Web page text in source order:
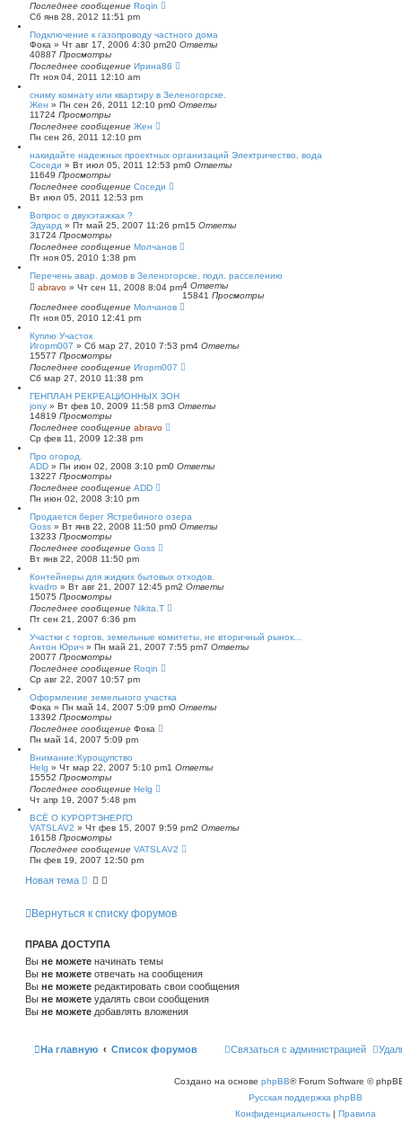
Последнее сообщение Roqin
Сб янв 28, 2012 11:51 pm
Подключение к газопроводу частного дома
Фока » Чт авг 17, 2006 4:30 pm20 Ответы
40887 Просмотры
Последнее сообщение Ирина86
Пт ноя 04, 2011 12:10 am
сниму комнату или квартиру в Зеленогорске.
Жен » Пн сен 26, 2011 12:10 pm0 Ответы
11724 Просмотры
Последнее сообщение Жен
Пн сен 26, 2011 12:10 pm
накидайте надежных проектных организаций Электричество, вода
Соседи » Вт июл 05, 2011 12:53 pm0 Ответы
11649 Просмотры
Последнее сообщение Соседи
Вт июл 05, 2011 12:53 pm
Вопрос о двухэтажках ?
Эдуард » Пт май 25, 2007 11:26 pm15 Ответы
31724 Просмотры
Последнее сообщение Молчанов
Пт ноя 05, 2010 1:38 pm
Перечень авар. домов в Зеленогорске, подл. расселению
abravo » Чт сен 11, 2008 8:04 pm4 Ответы
15841 Просмотры
Последнее сообщение Молчанов
Пт ноя 05, 2010 12:41 pm
Куплю Участок
Игорm007 » Сб мар 27, 2010 7:53 pm4 Ответы
15577 Просмотры
Последнее сообщение Игорm007
Сб мар 27, 2010 11:38 pm
ГЕНПЛАН РЕКРЕАЦИОННЫХ ЗОН
jony » Вт фев 10, 2009 11:58 pm3 Ответы
14819 Просмотры
Последнее сообщение abravo
Ср фев 11, 2009 12:38 pm
Про огород.
ADD » Пн июн 02, 2008 3:10 pm0 Ответы
13227 Просмотры
Последнее сообщение ADD
Пн июн 02, 2008 3:10 pm
Продается берег Ястребиного озера
Goss » Вт янв 22, 2008 11:50 pm0 Ответы
13233 Просмотры
Последнее сообщение Goss
Вт янв 22, 2008 11:50 pm
Контейнеры для жидких бытовых отходов.
kvadro » Вт авг 21, 2007 12:45 pm2 Ответы
15075 Просмотры
Последнее сообщение Nikita.T
Пт сен 21, 2007 6:36 pm
Участки с торгов, земельные комитеты, не вторичный рынок...
Антон Юрич » Пн май 21, 2007 7:55 pm7 Ответы
20077 Просмотры
Последнее сообщение Roqin
Ср авг 22, 2007 10:57 pm
Оформление земельного участка
Фока » Пн май 14, 2007 5:09 pm0 Ответы
13392 Просмотры
Последнее сообщение Фока
Пн май 14, 2007 5:09 pm
Внимание:Курощупство
Helg » Чт мар 22, 2007 5:10 pm1 Ответы
15552 Просмотры
Последнее сообщение Helg
Чт апр 19, 2007 5:48 pm
ВСЁ О КУРОРТЭНЕРГО
VATSLAV2 » Чт фев 15, 2007 9:59 pm2 Ответы
16158 Просмотры
Последнее сообщение VATSLAV2
Пн фев 19, 2007 12:50 pm
Новая тема
Вернуться к списку форумов
ПРАВА ДОСТУПА
Вы не можете начинать темы
Вы не можете отвечать на сообщения
Вы не можете редактировать свои сообщения
Вы не можете удалять свои сообщения
Вы не можете добавлять вложения
На главную Список форумов Связаться с администрацией
Создано на основе phpBB® Forum Software ©
Русская поддержка phpBB
Конфиденциальность | Правила